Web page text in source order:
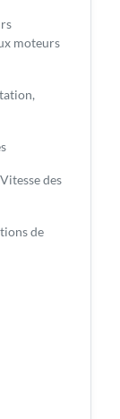
moteurs
des
de